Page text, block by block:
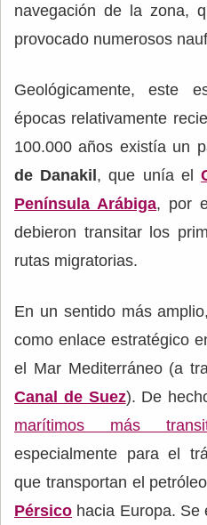
navegación de la zona,
provocado numerosos
Geológicamente, este
épocas relativamente
100.000 años existía un
de Danakil, que unía el
Península Arábiga, por
debieron transitar los
rutas migratorias.
En un sentido más
como enlace estratégico
el Mar Mediterráneo (a
Canal de Suez). De
marítimos más
especialmente para el
que transportan el
Pérsico hacia Europa. Se